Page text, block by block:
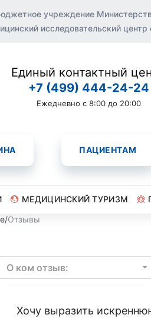
учреждение
исследовательский
Единый контактный
+7 (499) 444-24-24
Ежедневно с 8:00 до 20:00
ПАЦИЕНТАМ
МЕДИЦИНСКИЙ ТУРИЗМ
/Отзывы
О ком отзыв:
Хочу выразить